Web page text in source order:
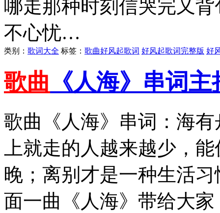
哪走那种时刻信哭完又
不心忧…
类别： 歌词大全 标签： 歌曲好风起歌词 好风起歌词完整版 好
歌曲 《人海》串词
歌曲《人海》串词：海
上就走的人越来越少，
晚；离别才是一种生活
面一曲《人海》带给大